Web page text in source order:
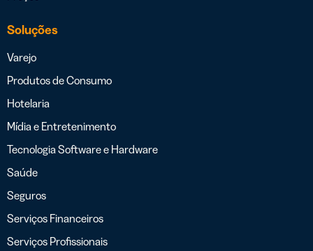
Soluções
Varejo
Produtos de Consumo
Hotelaria
Mídia e Entretenimento
Tecnologia Software e Hardware
Saúde
Seguros
Serviços Financeiros
Serviços Profissionais